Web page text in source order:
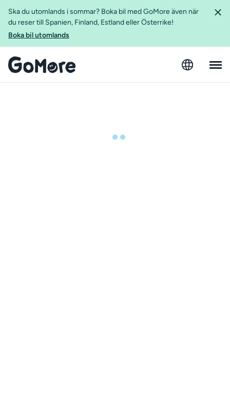
Ska du utomlands i sommar? Boka bil med GoMore även när
du reser till Spanien, Finland, Estland eller Österrike!
Boka bil utomlands